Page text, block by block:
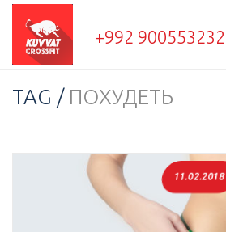
+992 900553232
TAG / ПОХУДЕТЬ
11.02.2018